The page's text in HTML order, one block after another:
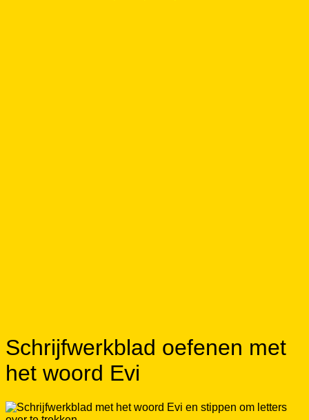
Schrijfwerkblad oefenen met
het woord Evi